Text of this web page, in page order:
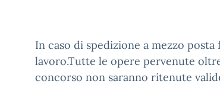
In caso di spedizione a mezzo
lavoro.Tutte le opere pervenute
concorso non saranno ritenute